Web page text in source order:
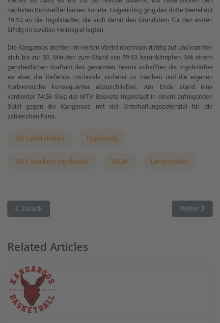
nächsten Korbtreffer landen konnte. Folgerichtig ging das dritte Viertel mit
19:10 an die Ingolstädter, die sich damit den Grundstein für den ersten
Erfolg im zweiten Heimspiel legten.
Die Kangaroos drehten im vierten Viertel nochmals richtig auf und konnten
sich bis zur 33. Minuten zum Stand von 59:53 herankämpfen. Mit einem
ganzheitlichen Kraftakt des gesamten Teams schafften die Ingolstädter
es aber, die Defence nochmals sicherer zu machen und die eigenen
Korbversuche konsequenter abzuschließen. Am Ende stand eine
verdienter 74:56 Sieg der MTV Baskets Ingolstadt in einem aufregenden
Spiel gegen die Kangaroos mit viel Unterhaltungspotenzial für die
zahlreichen Fans.
BG Leitershofen Ingolstadt
MTV Baskets Ingolstadt 2RLM Leitershofen
Vorheriger Beitrag: TVA gewinnt Heimspiel gegen Baunach
Zurück Nächster
Weiter
Related Articles